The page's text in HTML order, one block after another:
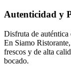
Autenticidad y
Disfruta de auténtica
En Siamo
frescos y de alta
bocado.